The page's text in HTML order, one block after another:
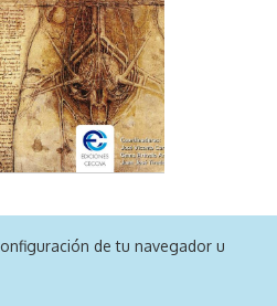
de tu navegador u